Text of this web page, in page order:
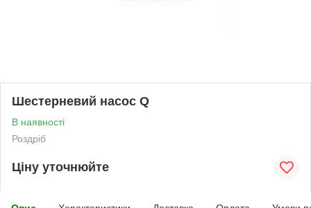
Шестерневий насос Q
В наявності
Роздріб
Ціну уточнюйте